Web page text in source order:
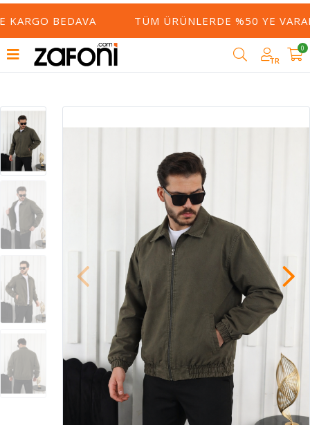
BEDAVA TÜM ÜRÜNLERDE %50 YE
TR
0